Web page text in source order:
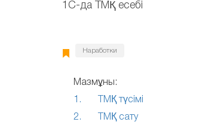
1С-да ТМҚ есебі
Наработки
Мазмұны:
1. ТМҚ түсімі
2. ТМҚ сату